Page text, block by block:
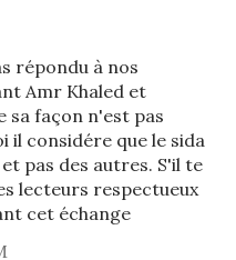
répondu à nos
Amr Khaled et
sa façon n'est pas
il considére que le sida
pas des autres. S'il te
lecteurs respectueux
cet échange